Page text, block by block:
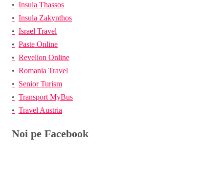
Insula Thassos
Insula Zakynthos
Israel Travel
Paste Online
Revelion Online
Romania Travel
Senior Turism
Transport MyBus
Travel Austria
Noi pe Facebook